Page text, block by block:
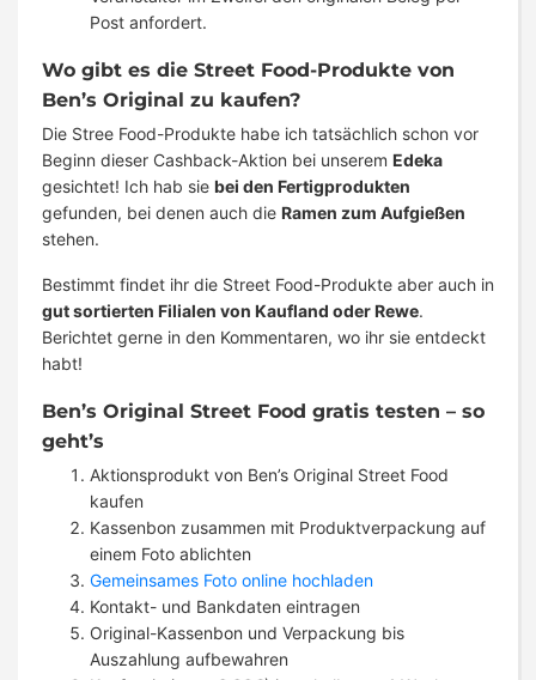
Post anfordert.
Wo gibt es die Street Food-Produkte von
Ben’s Original zu kaufen?
Die Stree Food-Produkte habe ich tatsächlich schon vor
Beginn dieser Cashback-Aktion bei unserem Edeka
gesichtet! Ich hab sie bei den Fertigprodukten
gefunden, bei denen auch die Ramen zum Aufgießen
stehen.
Bestimmt findet ihr die Street Food-Produkte aber auch in
gut sortierten Filialen von Kaufland oder Rewe.
Berichtet gerne in den Kommentaren, wo ihr sie entdeckt
habt!
Ben’s Original Street Food gratis testen – so
geht’s
Aktionsprodukt von Ben’s Original Street Food
kaufen
Kassenbon zusammen mit Produktverpackung auf
einem Foto ablichten
Gemeinsames Foto online hochladen
Kontakt- und Bankdaten eintragen
Original-Kassenbon und Verpackung bis
Auszahlung aufbewahren